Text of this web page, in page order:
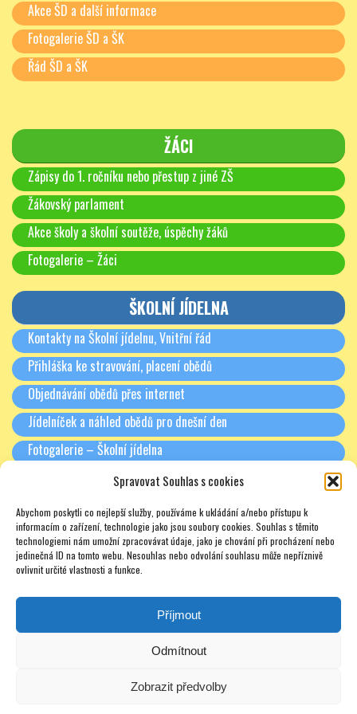
Spravovat Souhlas s cookies
Abychom poskytli co nejlepší služby, používáme k ukládání a/nebo přístupu k
informacím o zařízení, technologie jako jsou soubory cookies. Souhlas s těmito
technologiemi nám umožní zpracovávat údaje, jako je chování při procházení nebo
jedinečná ID na tomto webu. Nesouhlas nebo odvolání souhlasu může nepříznivě
ovlivnit určité vlastnosti a funkce.
Příjmout
Odmítnout
Zobrazit předvolby
Akce ŠD a další informace
Fotogalerie ŠD a ŠK
Řád ŠD a ŠK
ŽÁCI
Zápisy do 1. ročníku nebo přestup z jiné ZŠ
Žákovský parlament
Akce školy a školní soutěže, úspěchy žáků
Fotogalerie – Žáci
ŠKOLNÍ JÍDELNA
Kontakty na Školní jídelnu, Vnitřní řád
Přihláška ke stravování, placení obědů
Objednávání obědů přes internet
Jídelníček a náhled obědů pro dnešní den
Fotogalerie – Školní jídelna
Třídní schůzky + Spolek rodičů (dříve SRPŠ)
Rada školy
Soukromé doučování – zajímavé odkazy – nabídky – texty